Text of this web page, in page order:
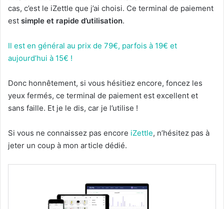
cas, c’est le iZettle que j’ai choisi. Ce terminal de paiement
est simple et rapide d’utilisation.
Il est en général au prix de 79€, parfois à 19€ et
aujourd’hui à 15€ !
Donc honnêtement, si vous hésitiez encore, foncez les
yeux fermés, ce terminal de paiement est excellent et
sans faille. Et je le dis, car je l’utilise !
Si vous ne connaissez pas encore iZettle, n’hésitez pas à
jeter un coup à mon article dédié.